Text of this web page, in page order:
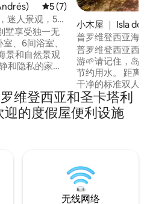
平均评分 5 分（满分 5 分）
5 (7)
迷人景观，5分
墅享受独一无
、6间浴室、
景和自然景观
和隐私的家庭
。 烧烤区、吊
最美好的假
小木屋 ｜ Isla de
普罗维登西亚海滨
普罗维登西亚西南湾海
游🌱请记住，岛上
节约用水。 距离大海✨仅几步之遥 ✨ 舒适
干净的标准双人床
躺椅、1 条长凳和
户外淋浴，被大自
的厨房 ✨ 空调和
维登西亚和圣卡塔利
的度假屋便利设施
无线网络